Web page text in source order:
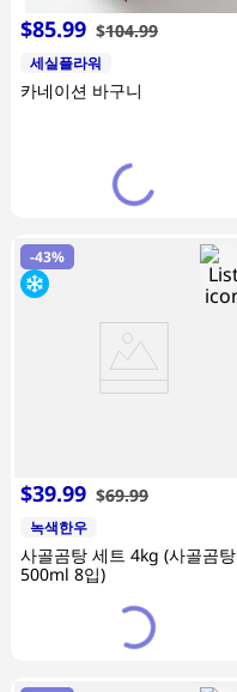
$85.99 $104.99
세실플라워
카네이션 바구니
-43%
$39.99 $69.99
녹색한우
사골곰탕 세트 4kg (사골곰탕
500ml 8입)